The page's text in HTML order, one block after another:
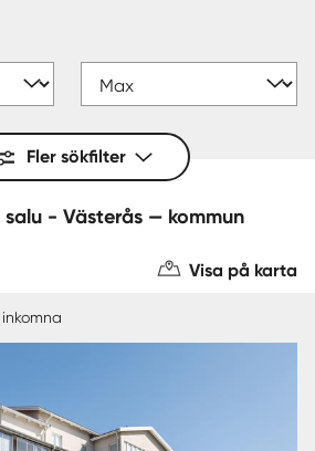
Fler sökfilter
55 bostadsrätt till salu - Västerås — kommun
Visa på karta